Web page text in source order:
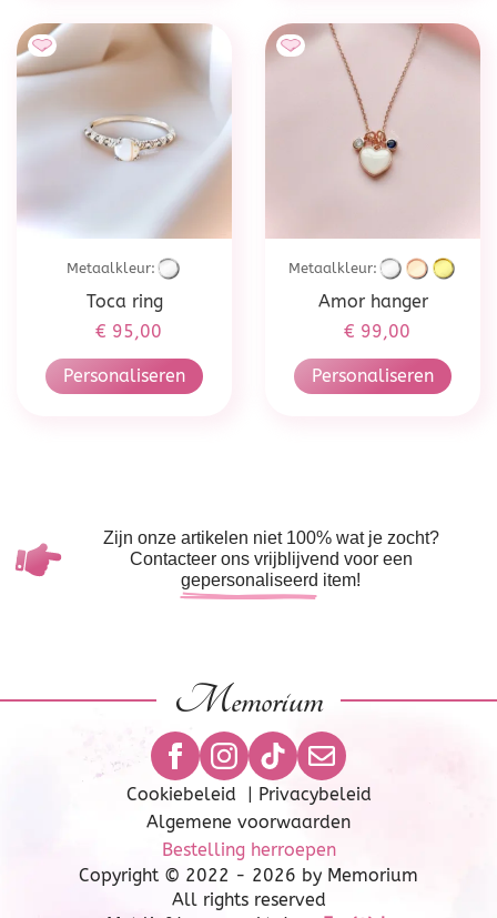
Metaalkleur:
Toca ring
€ 95,00
Personaliseren
Metaalkleur:
Amor hanger
€ 99,00
Personaliseren
Zijn onze artikelen niet 100% wat je zocht?
Contacteer ons vrijblijvend voor een
gepersonaliseerd item!
Memorium
Cookiebeleid | Privacybeleid
Algemene voorwaarden
Bestelling herroepen
Copyright © 2022 - 2026 by Memorium
All rights reserved